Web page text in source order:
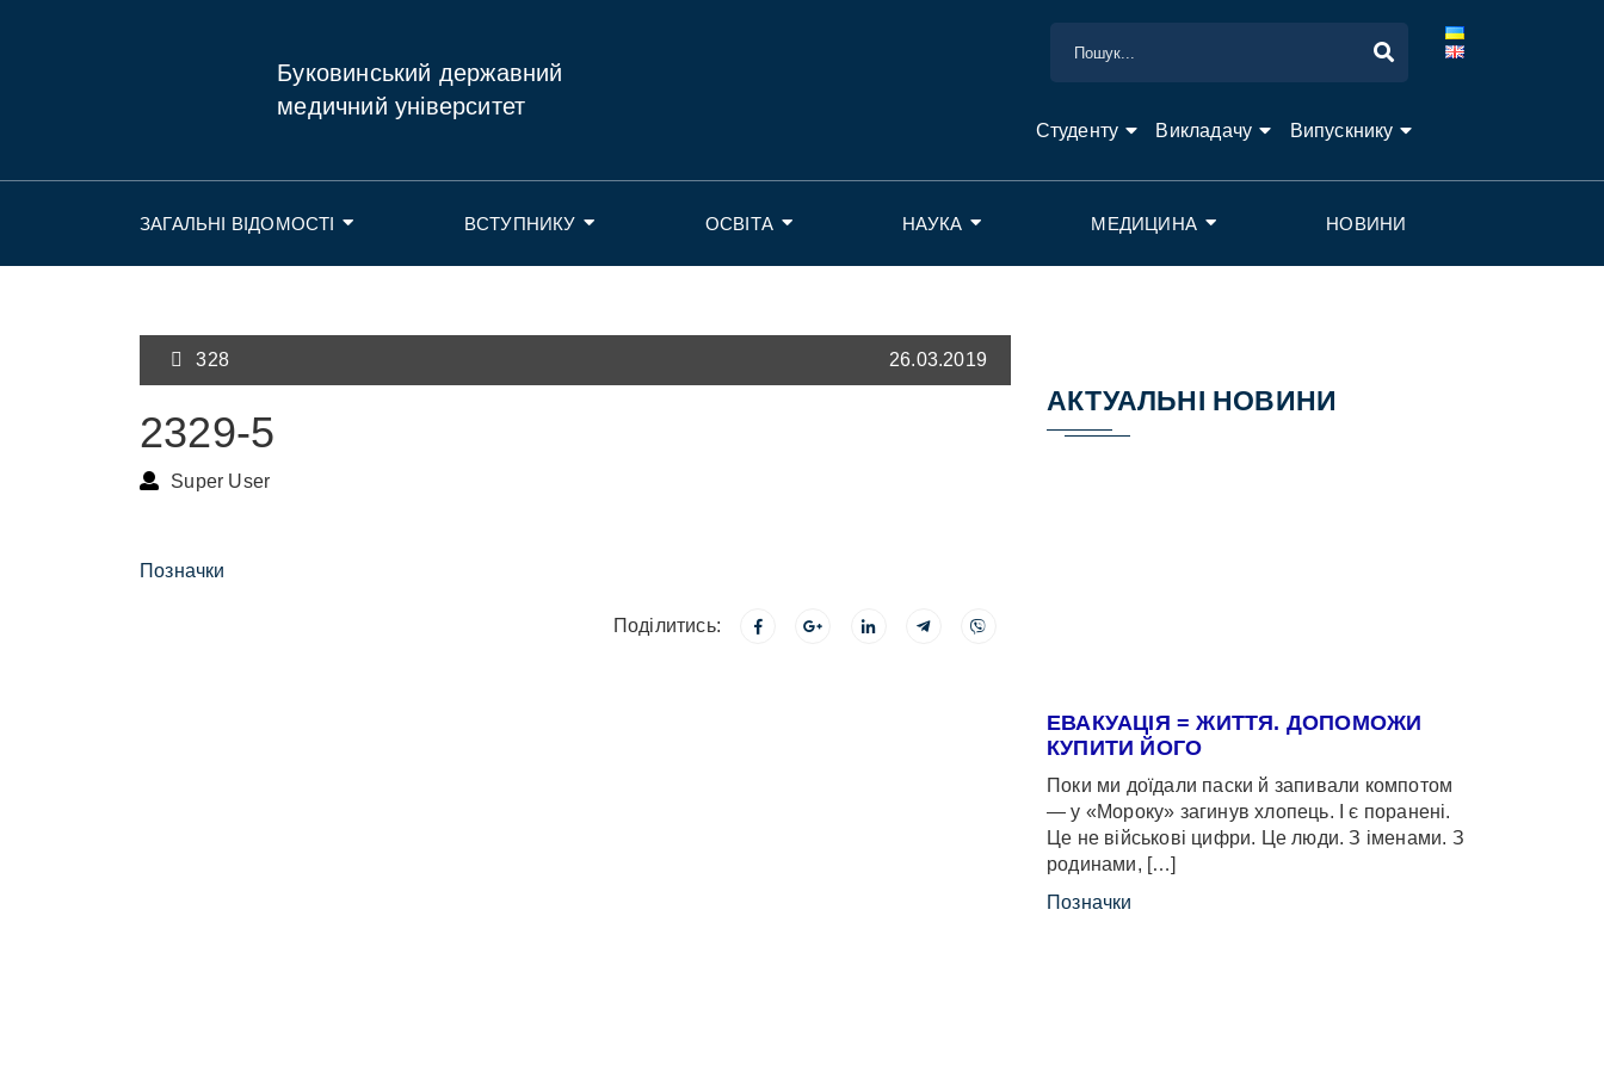
Буковинський державний
медичний університет
Студенту Викладачу Випускнику
ЗАГАЛЬНІ ВІДОМОСТІ ВСТУПНИКУ ОСВІТА НАУКА МЕДИЦИНА НОВИНИ
328 26.03.2019
2329-5
Super User
Позначки
Поділитись:
АКТУАЛЬНІ НОВИНИ
ЕВАКУАЦІЯ = ЖИТТЯ. ДОПОМОЖИ
КУПИТИ ЙОГО
Поки ми доїдали паски й запивали компотом
— у «Мороку» загинув хлопець. І є поранені.
Це не військові цифри. Це люди. З іменами. З
родинами, […]
Позначки